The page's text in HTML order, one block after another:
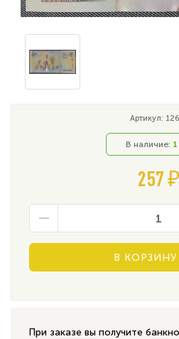
Артикул:
В наличие: 1
257 ₽
В КОРЗИНУ
При заказе вы получите